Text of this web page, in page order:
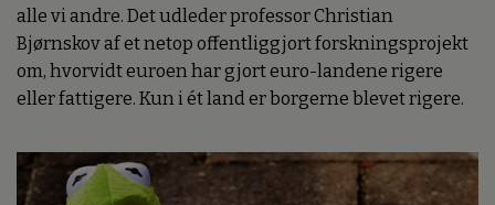
alle vi andre. Det udleder professor Christian
Bjørnskov af et netop offentliggjort forskningsprojekt
om, hvorvidt euroen har gjort euro-landene rigere
eller fattigere. Kun i ét land er borgerne blevet rigere.